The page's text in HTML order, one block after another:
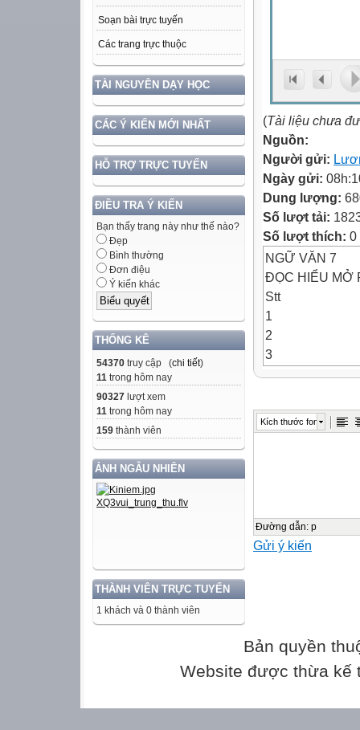
Soạn bài trực tuyến
Các trang trực thuộc
TÀI NGUYÊN DẠY HỌC
CÁC Ý KIẾN MỚI NHẤT
HỖ TRỢ TRỰC TUYẾN
ĐIỀU TRA Ý KIẾN
Bạn thấy trang này như thế nào?
Đẹp
Bình thường
Đơn điệu
Ý kiến khác
THỐNG KÊ
54370 truy cập (chi tiết)
11 trong hôm nay
90327 lượt xem
11 trong hôm nay
159 thành viên
ẢNH NGẪU NHIÊN
THÀNH VIÊN TRỰC TUYẾN
1 khách và 0 thành viên
(Tài liệu chưa
Nguồn:
Người gửi:
Ngày gửi:
Dung lượng:
Số lượt tải:
Số lượt thích: 0
NGỮ VĂN 7
ĐỌC HIỂU MỞ
Stt
1
2
3
6
7
Thể loại
Văn bản nghị
Thơ tự do
Văn bản thông
Kích thước font
Đường dẫn: p
Gửi ý kiến
Bản quyền
Website được thừa